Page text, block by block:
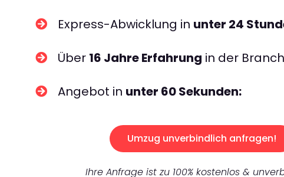
Express-Abwicklung in unter 24
Über 16 Jahre Erfahrung in der
Angebot in unter 60 Sekunden:
Umzug unverbindlich anfragen!
Ihre Anfrage ist zu 100% kostenlos &